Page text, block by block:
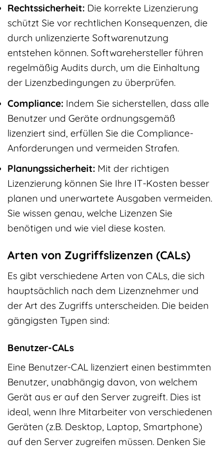
Rechtssicherheit: Die korrekte Lizenzierung
schützt Sie vor rechtlichen Konsequenzen, die
durch unlizenzierte Softwarenutzung
entstehen können. Softwarehersteller führen
regelmäßig Audits durch, um die Einhaltung
der Lizenzbedingungen zu überprüfen.
Compliance: Indem Sie sicherstellen, dass alle
Benutzer und Geräte ordnungsgemäß
lizenziert sind, erfüllen Sie die Compliance-
Anforderungen und vermeiden Strafen.
Planungssicherheit: Mit der richtigen
Lizenzierung können Sie Ihre IT-Kosten besser
planen und unerwartete Ausgaben vermeiden.
Sie wissen genau, welche Lizenzen Sie
benötigen und wie viel diese kosten.
Arten von Zugriffslizenzen (CALs)
Es gibt verschiedene Arten von CALs, die sich
hauptsächlich nach dem Lizenznehmer und
der Art des Zugriffs unterscheiden. Die beiden
gängigsten Typen sind:
Benutzer-CALs
Eine Benutzer-CAL lizenziert einen bestimmten
Benutzer, unabhängig davon, von welchem
Gerät aus er auf den Server zugreift. Dies ist
ideal, wenn Ihre Mitarbeiter von verschiedenen
Geräten (z.B. Desktop, Laptop, Smartphone)
auf den Server zugreifen müssen. Denken Sie